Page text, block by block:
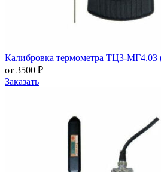
Калибровка термометра ТЦ3-МГ4.03
от 3500 ₽
Заказать